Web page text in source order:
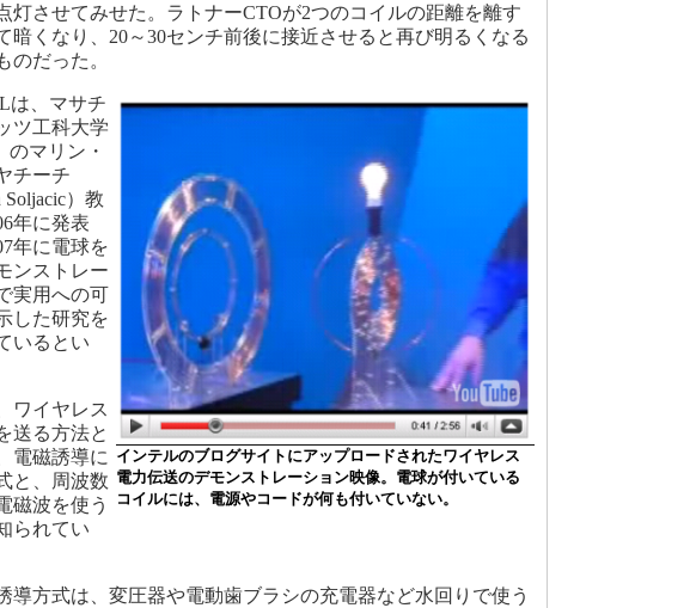
灯させてみせた。ラトナーCTOが2つのコイルの距離を離す
暗くなり、20～30センチ前後に接近させると再び明るくなる
のだった。
インテルのブログサイトにアップロードされたワイヤレス
電力伝送のデモンストレーション映像。電球が付いている
コイルには、電源やコードが何も付いていない。
は、マサチ
ツ工科大学
のマリン・
チーチ
Soljacic）教
年に発表
年に電球を
ンストレー
実用への可
した研究を
いるとい
ワイヤレス
送る方法と
電磁誘導に
と、周波数
磁波を使う
られてい
導方式は、変圧器や電動歯ブラシの充電器など水回りで使う